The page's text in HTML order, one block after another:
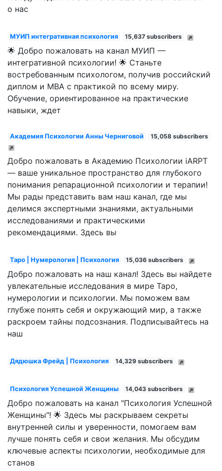
о нас
МУИП интегративная психология 15,637 subscribers
🌟 Добро пожаловать на канал МУИП —
интегративной психологии! 🌟 Станьте
востребованным психологом, получив российский
диплом и MBA с практикой по всему миру.
Обучение, ориентированное на практические
навыки, ждет
Академия Психологии Анны Черниговой 15,058 subscribers
Добро пожаловать в Академию Психологии iARPT
— ваше уникальное пространство для глубокого
понимания репарационной психологии и терапии!
Мы рады представить вам наш канал, где мы
делимся экспертными знаниями, актуальными
исследованиями и практическими
рекомендациями. Здесь вы
Таро | Нумерология | Психология 15,036 subscribers
Добро пожаловать на наш канал! Здесь вы найдете
увлекательные исследования в мире Таро,
нумерологии и психологии. Мы поможем вам
глубже понять себя и окружающий мир, а также
раскроем тайны подсознания. Подписывайтесь на
наш
Дядюшка Фрейд | Психология 14,329 subscribers
Психология Успешной Женщины 14,043 subscribers
Добро пожаловать на канал "Психология Успешной
Женщины"! 🌟 Здесь мы раскрываем секреты
внутренней силы и уверенности, помогаем вам
лучше понять себя и свои желания. Мы обсудим
ключевые аспекты психологии, необходимые для
станов